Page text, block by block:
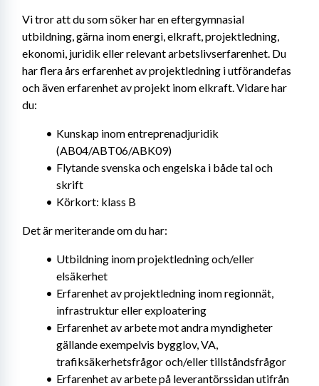
Vi tror att du som söker har en eftergymnasial
utbildning, gärna inom energi, elkraft, projektledning,
ekonomi, juridik eller relevant arbetslivserfarenhet. Du
har flera års erfarenhet av projektledning i utförandefas
och även erfarenhet av projekt inom elkraft. Vidare har
du:
Kunskap inom entreprenadjuridik
(AB04/ABT06/ABK09)
Flytande svenska och engelska i både tal och
skrift
Körkort: klass B
Det är meriterande om du har:
Utbildning inom projektledning och/eller
elsäkerhet
Erfarenhet av projektledning inom regionnät,
infrastruktur eller exploatering
Erfarenhet av arbete mot andra myndigheter
gällande exempelvis bygglov, VA,
trafiksäkerhetsfrågor och/eller tillståndsfrågor
Erfarenhet av arbete på leverantörssidan utifrån